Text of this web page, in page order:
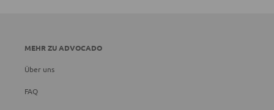
MEHR ZU ADVOCADO
Über uns
FAQ